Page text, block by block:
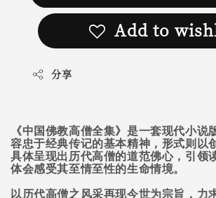
Add to
分享
《中国佛教高僧全集》是一套现代小说
容忠于经典传记的基本精神，形式则以
具体呈现出历代高僧的道范佛心，引领
体会感受其至情至性的生命情境。
以历代高僧之风采再现今世为宗旨，力